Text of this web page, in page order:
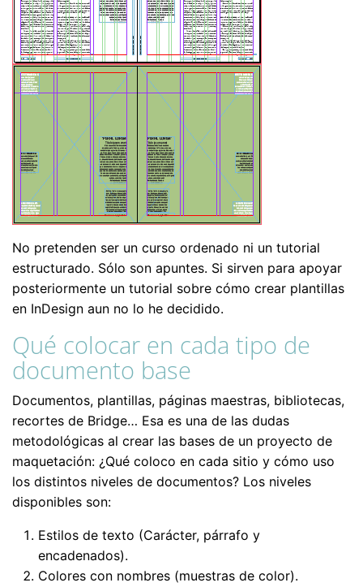
No pretenden ser un curso ordenado ni un tutorial
estructurado. Sólo son apuntes. Si sirven para apoyar
posteriormente un tutorial sobre cómo crear plantillas
en InDesign aun no lo he decidido.
Qué colocar en cada tipo de
documento base
Documentos, plantillas, páginas maestras, bibliotecas,
recortes de Bridge… Esa es una de las dudas
metodológicas al crear las bases de un proyecto de
maquetación: ¿Qué coloco en cada sitio y cómo uso
los distintos niveles de documentos? Los niveles
disponibles son:
Estilos de texto (Carácter, párrafo y
encadenados).
Colores con nombres (muestras de color).